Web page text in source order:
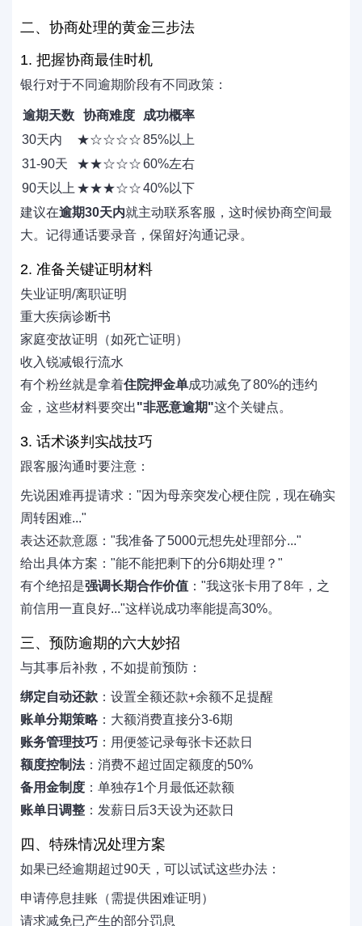
二、协商处理的黄金三步法
1. 把握协商最佳时机
银行对于不同逾期阶段有不同政策：
逾期天数 协商难度
成功概率
30天内
★☆☆☆☆85%以上
31-90天
★★☆☆☆60%左右
90天以上 ★★★☆☆40%以下
建议在逾期30天内就主动联系客服，这时候协商空间最
大。记得通话要录音，保留好沟通记录。
2. 准备关键证明材料
失业证明/离职证明
重大疾病诊断书
家庭变故证明（如死亡证明）
收入锐减银行流水
有个粉丝就是拿着住院押金单成功减免了80%的违约
金，这些材料要突出"非恶意逾期"这个关键点。
3. 话术谈判实战技巧
跟客服沟通时要注意：
先说困难再提请求："因为母亲突发心梗住院，现在确实
周转困难..."
表达还款意愿："我准备了5000元想先处理部分..."
给出具体方案："能不能把剩下的分6期处理？"
有个绝招是强调长期合作价值 ："我这张卡用了8年，之
前信用一直良好..."这样说成功率能提高30%。
三、预防逾期的六大妙招
与其事后补救，不如提前预防：
绑定自动还款 ：设置全额还款+余额不足提醒
账单分期策略：大额消费直接分3-6期
账务管理技巧 ：用便签记录每张卡还款日
额度控制法：消费不超过固定额度的50%
备用金制度 ：单独存1个月最低还款额
账单日调整 ：发薪日后3天设为还款日
四、特殊情况处理方案
如果已经逾期超过90天，可以试试这些办法：
申请停息挂账（需提供困难证明）
请求减免已产生的部分罚息